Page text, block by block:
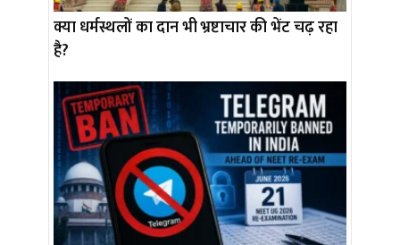
क्या धर्मस्थलों का दान भी भ्रष्टाचार की भेंट चढ़ रहा
है?